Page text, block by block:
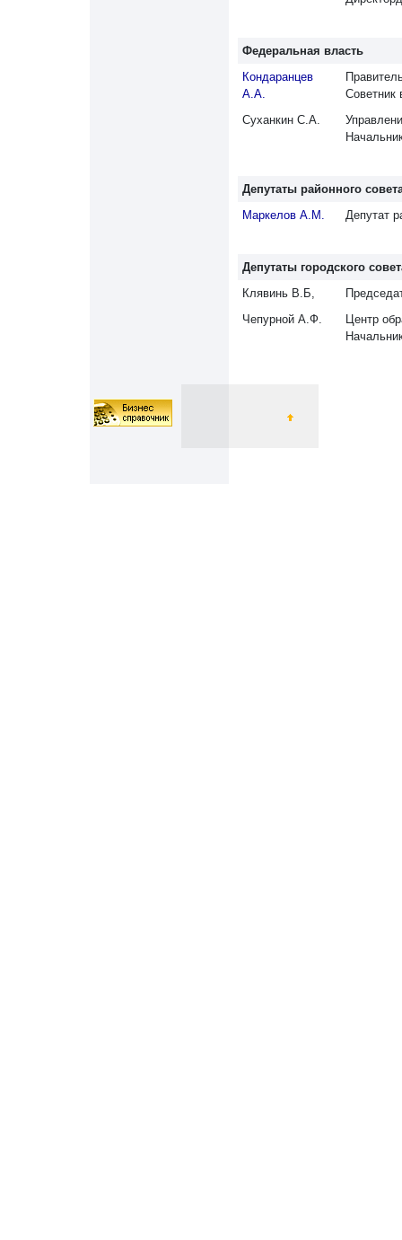
Федеральная власть
Кондаранцев
А.А.
Советник
Суханкин С.А.
Депутаты районного
Маркелов А.М.
Депутат
Депутаты городского
Клявинь В.Б,
Чепурной А.Ф.
Центр